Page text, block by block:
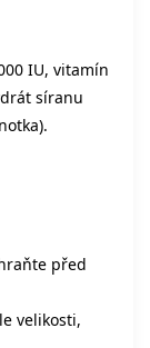
IU, vitamín
síranu
před
velikosti,